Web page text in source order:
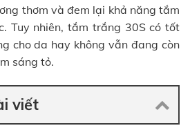
thơm và đem lại khả năng tắm
Tuy nhiên, tắm trắng 30S có tốt
cho da hay không vẫn đang còn
sáng tỏ.
viết